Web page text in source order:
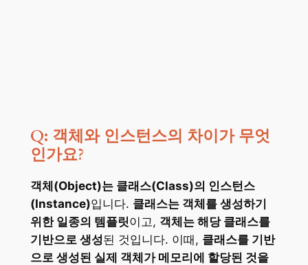
Q: 객체와 인스턴스의 차이가 무엇
인가요?
객체(Object)는 클래스(Class)의 인스턴스
(Instance)입니다. 클래스는 객체를 생성하기
위한 일종의 템플릿이고, 객체는 해당 클래스를
기반으로 생성된 것입니다. 이때, 클래스를 기반
으로 생성된 실제 객체가 메모리에 할당된 것을